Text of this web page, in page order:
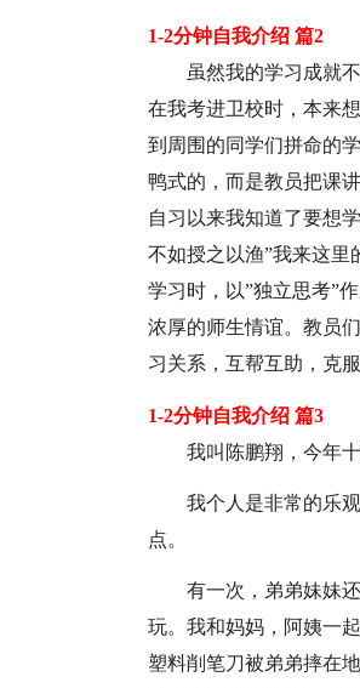
1-2分钟自我介绍 篇2
虽然我的学习成就
在我考进卫校时，本来
到周围的同学们拼命的
鸭式的，而是教员把课
自习以来我知道了要想
不如授之以渔”我来这里
学习时，以”独立思考”
浓厚的师生情谊。教员
习关系，互帮互助，克服
1-2分钟自我介绍 篇3
我叫陈鹏翔，今年
我个人是非常的乐
点。
有一次，弟弟妹妹
玩。我和妈妈，阿姨一
塑料削笔刀被弟弟摔在